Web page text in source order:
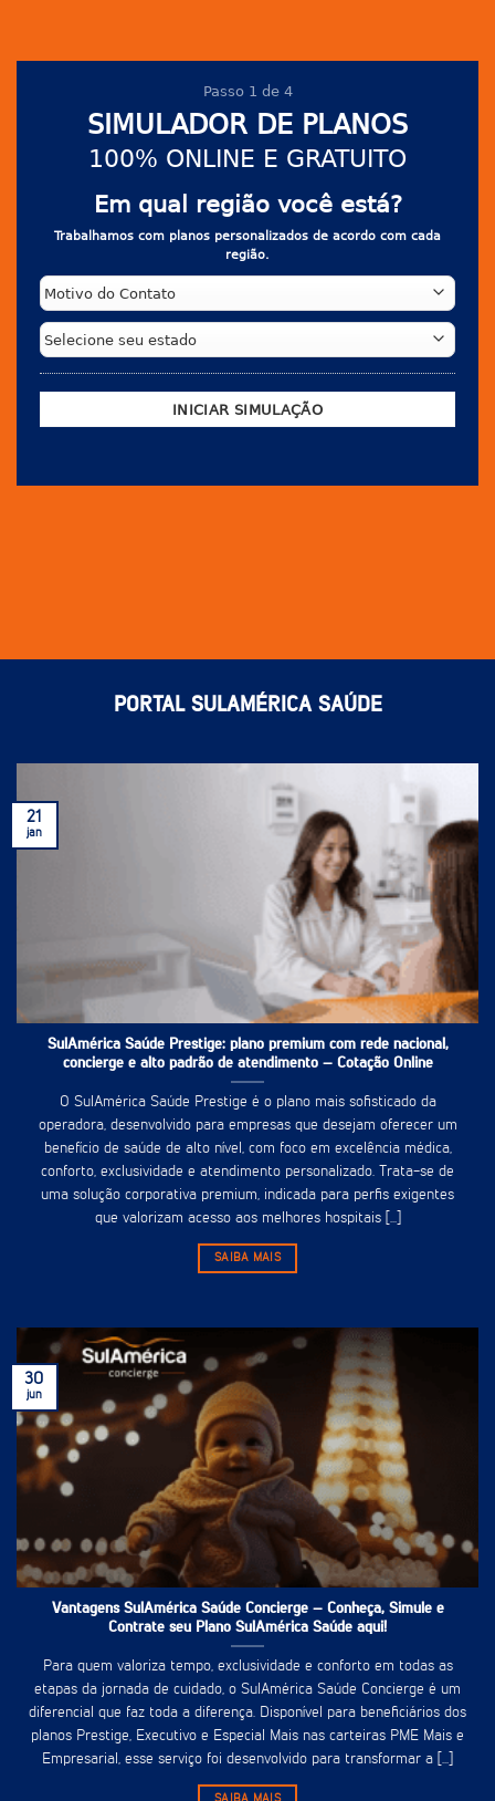
PORTAL SULAMÉRICA SAÚDE
SulAmérica Saúde Prestige: plano premium com rede nacional,
concierge e alto padrão de atendimento – Cotação Online
O SulAmérica Saúde Prestige é o plano mais sofisticado da
operadora, desenvolvido para empresas que desejam oferecer um
benefício de saúde de alto nível, com foco em excelência médica,
conforto, exclusividade e atendimento personalizado. Trata-se de
uma solução corporativa premium, indicada para perfis exigentes
que valorizam acesso aos melhores hospitais [...]
SAIBA MAIS
21
jan
Vantagens SulAmérica Saúde Concierge – Conheça, Simule e
Contrate seu Plano SulAmérica Saúde aqui!
Para quem valoriza tempo, exclusividade e conforto em todas as
etapas da jornada de cuidado, o SulAmérica Saúde Concierge é um
diferencial que faz toda a diferença. Disponível para beneficiários dos
planos Prestige, Executivo e Especial Mais nas carteiras PME Mais e
Empresarial, esse serviço foi desenvolvido para transformar a [...]
30
jun